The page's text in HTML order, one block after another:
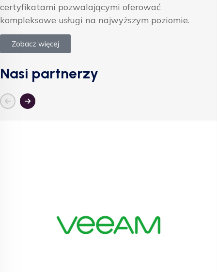
certyfikatami pozwalającymi oferować
kompleksowe usługi na najwyższym poziomie.
Zobacz więcej
Nasi partnerzy